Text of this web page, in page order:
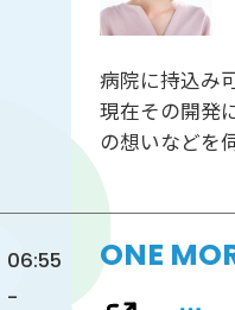
病院に持込み
現在その開発
の想いなどを
06:55
-
ONE